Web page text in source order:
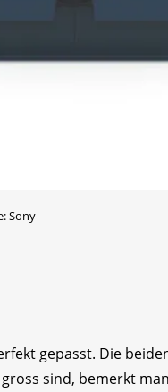
Sony
gepasst. Die
sind, bemerkt